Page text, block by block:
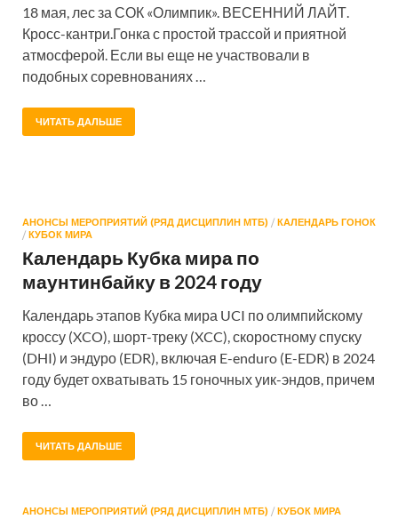
18 мая, лес за СОК «Олимпик». ВЕСЕННИЙ ЛАЙТ.
Кросс-кантри.Гонка с простой трассой и приятной
атмосферой. Если вы еще не участвовали в
подобных соревнованиях …
ЧИТАТЬ ДАЛЬШЕ
АНОНСЫ МЕРОПРИЯТИЙ (РЯД ДИСЦИПЛИН МТБ) / КАЛЕНДАРЬ ГОНОК
/ КУБОК МИРА
Календарь Кубка мира по
маунтинбайку в 2024 году
Календарь этапов Кубка мира UCI по олимпийскому
кроссу (XCO), шорт-треку (XCC), скоростному спуску
(DHI) и эндуро (EDR), включая E-enduro (E-EDR) в 2024
году будет охватывать 15 гоночных уик-эндов, причем
во …
ЧИТАТЬ ДАЛЬШЕ
АНОНСЫ МЕРОПРИЯТИЙ (РЯД ДИСЦИПЛИН МТБ) / КУБОК МИРА